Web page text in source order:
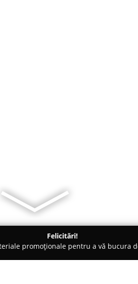
Felicitări!
promoționale pentru a vă bucura